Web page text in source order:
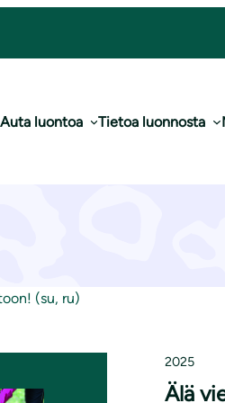
Auta luontoa Tietoa luonnosta
(su, ru)
2025
Älä